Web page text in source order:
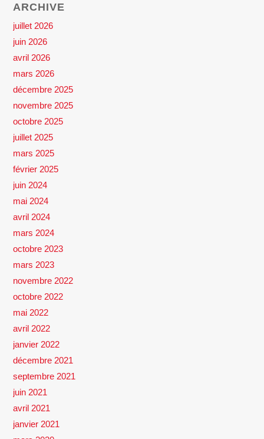
ARCHIVE
juillet 2026
juin 2026
avril 2026
mars 2026
décembre 2025
novembre 2025
octobre 2025
juillet 2025
mars 2025
février 2025
juin 2024
mai 2024
avril 2024
mars 2024
octobre 2023
mars 2023
novembre 2022
octobre 2022
mai 2022
avril 2022
janvier 2022
décembre 2021
septembre 2021
juin 2021
avril 2021
janvier 2021